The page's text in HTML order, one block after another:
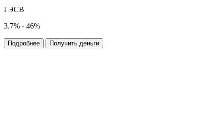
ГЭСВ
3.7% - 46%
Подробнее Получить деньги